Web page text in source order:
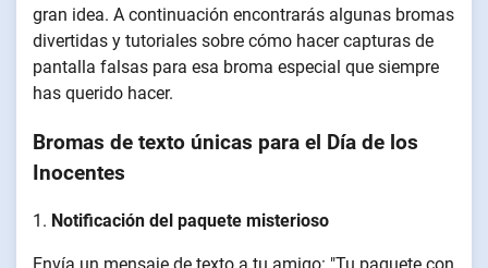
gran idea. A continuación encontrarás algunas bromas
divertidas y tutoriales sobre cómo hacer capturas de
pantalla falsas para esa broma especial que siempre
has querido hacer.
Bromas de texto únicas para el Día de los
Inocentes
1. Notificación del paquete misterioso